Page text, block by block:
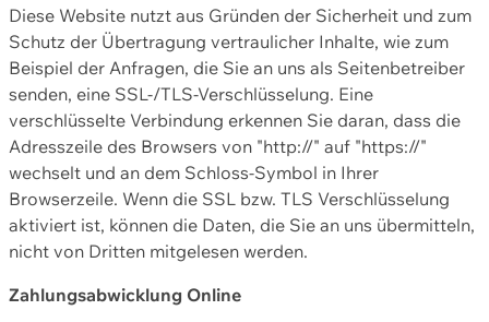
Diese Website nutzt aus Gründen der Sicherheit und zum
Schutz der Übertragung vertraulicher Inhalte, wie zum
Beispiel der Anfragen, die Sie an uns als Seitenbetreiber
senden, eine SSL-/TLS-Verschlüsselung. Eine
verschlüsselte Verbindung erkennen Sie daran, dass die
Adresszeile des Browsers von "http://" auf "https://"
wechselt und an dem Schloss-Symbol in Ihrer
Browserzeile. Wenn die SSL bzw. TLS Verschlüsselung
aktiviert ist, können die Daten, die Sie an uns übermitteln,
nicht von Dritten mitgelesen werden.
Zahlungsabwicklung Online